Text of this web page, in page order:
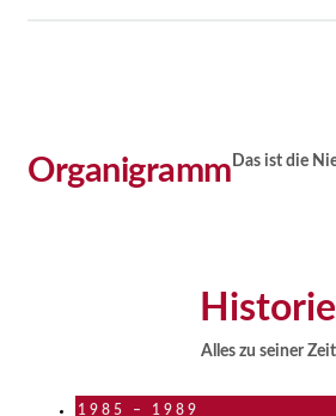
Organigramm Das ist die
Historie
Alles zu seiner Zeit
1985 – 1989